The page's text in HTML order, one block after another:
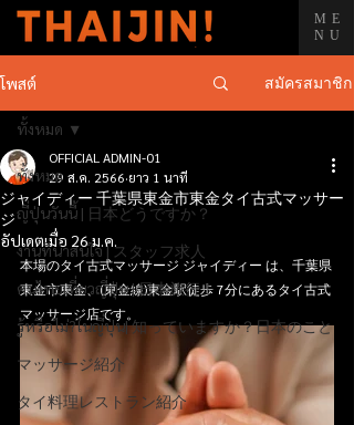
ME
NU
โพสต์ สมัครสมาชิก
ทั้งหมด
ญี่ปุ่นวันนี้ | 日本どうですか？
งานที่น่าสนใจ | スタッフ求人
คนไทยเที่ยวญี่ปุ่น | 日本旅行！
รู้หรือไม่?ในญี่ปุ่น| 知っていますか？日本のこと
マッサージ紹介
タイ料理レストラン紹介
ทั้งหมด
ジャイディー 千葉県東金市東金タイ古式マッサー
ジ
OFFICIAL ADMIN-01
29 ส.ค. 2566 ยาว 1 นาที
อัปเดตเมื่อ 26 ม.ค.
本場のタイ古式マッサージ ジャイディー は、千葉県
東金市東金、(東金線)東金駅徒歩 7分にあるタイ古式
マッサージ店です。